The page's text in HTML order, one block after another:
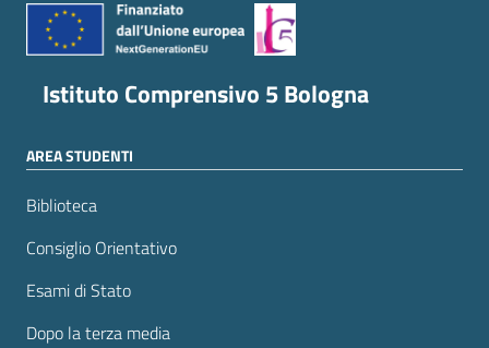
Istituto Comprensivo 5 Bologna
AREA STUDENTI
Biblioteca
Consiglio Orientativo
Esami di Stato
Dopo la terza media